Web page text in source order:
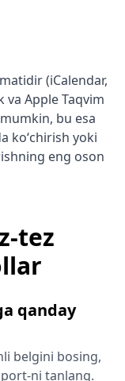
(iCalendar,
va Apple Taqvim
bu esa
koʻchirish yoki
eng oson
tez
qanday
belgini bosing,
ni tanlang.